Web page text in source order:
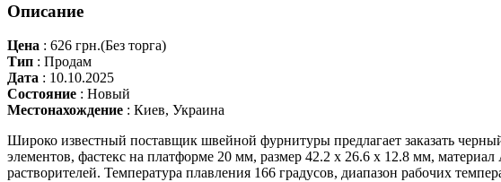
Описание
Цена : 626 грн.(Без торга)
Тип : Продам
Дата : 10.10.2025
Состояние : Новый
Местонахождение : Киев, Украина
Широко известный поставщик швейной фурнитуры предлагает заказать
элементов, фастекс на платформе 20 мм, размер 42.2 x 26.6 x 12.8 мм,
растворителей. Температура плавления 166 градусов, диапазон рабочих